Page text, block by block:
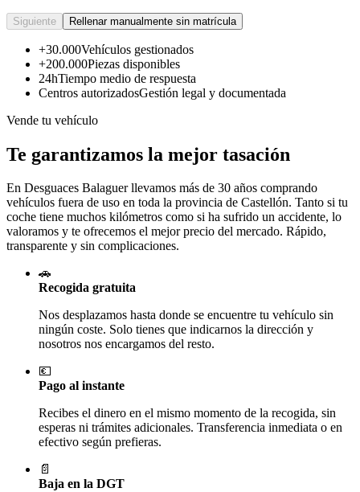
Siguiente Rellenar manualmente sin matrícula
+30.000Vehículos gestionados
+200.000Piezas disponibles
24hTiempo medio de respuesta
Centros autorizadosGestión legal y documentada
Vende tu vehículo
Te garantizamos la mejor tasación
En Desguaces Balaguerllevamos más de 30 años comprando
vehículos fuera de uso en toda la provincia de Castellón. Tanto si tu
coche tiene muchos kilómetros como si ha sufrido un accidente, lo
valoramos y te ofrecemos el mejor precio del mercado. Rápido,
transparente y sin complicaciones.
🚗
Recogida gratuita
Nos desplazamos hasta donde se encuentre tu vehículo sin
ningún coste. Solo tienes que indicarnos la dirección y
nosotros nos encargamos del resto.
💶
Pago al instante
Recibes el dinero en el mismo momento de la recogida, sin
esperas ni trámites adicionales. Transferencia inmediata o en
efectivo según prefieras.
📄
Baja en la DGT